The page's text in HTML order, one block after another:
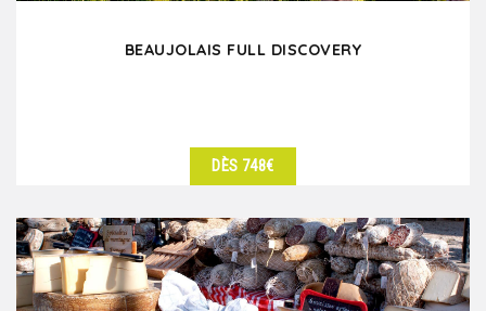
BEAUJOLAIS FULL DISCOVERY
DÈS 748€